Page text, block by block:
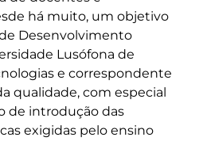
há muito, um objetivo
Desenvolvimento
Lusófona de
e correspondente
qualidade, com especial
de introdução das
exigidas pelo ensino